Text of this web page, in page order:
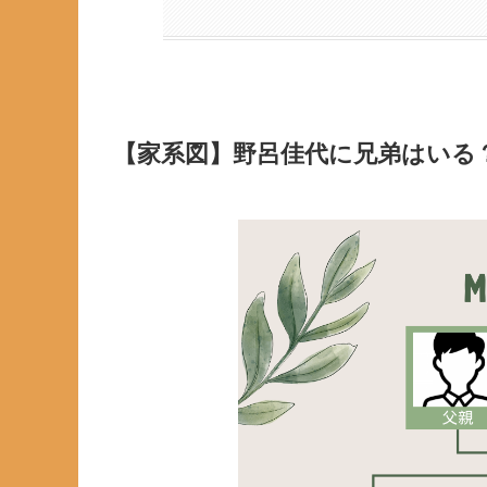
【家系図】野呂佳代に兄弟はいる